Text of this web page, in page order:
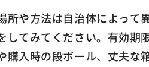
所や方法は自治体によって
してみてください。有効期
購入時の段ボール、丈夫な